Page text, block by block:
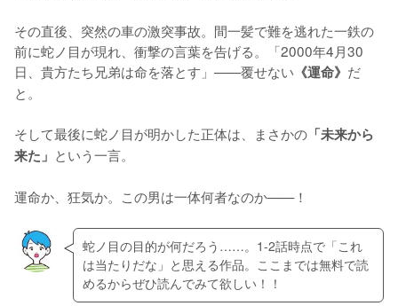
その直後、突然の車の激突事故。間一髪で難を逃れた一鉄の
前に蛇ノ目が現れ、衝撃の言葉を告げる。「2000年4月30
日、貴方たち兄弟は命を落とす」——覆せない 《運命》 だ
と。
そして最後に蛇ノ目が明かした正体は、まさかの 「未来から
来た」 という一言。
運命か、狂気か。この男は一体何者なのか——！
蛇ノ目の目的が何だろう……。1-2話時点で「これ
は当たりだな」と思える作品。ここまでは無料で読
めるからぜひ読んでみて欲しい！！